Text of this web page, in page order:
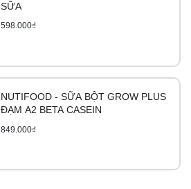
SỮA
598.000₫
NUTIFOOD - SỮA BỘT GROW PLUS
ĐẠM A2 BETA CASEIN
849.000₫